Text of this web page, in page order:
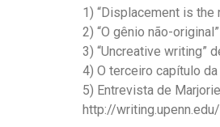
1) “Displacement is
2) “O gênio não-
3) “Uncreative writing”
4) O terceiro capítulo
5) Entrevista de
http://